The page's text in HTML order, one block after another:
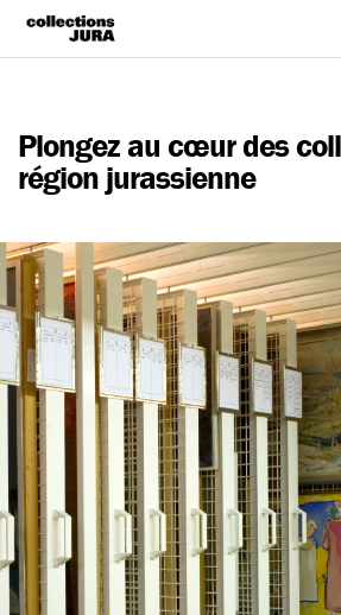
Plongez au cœur des
région jurassienne